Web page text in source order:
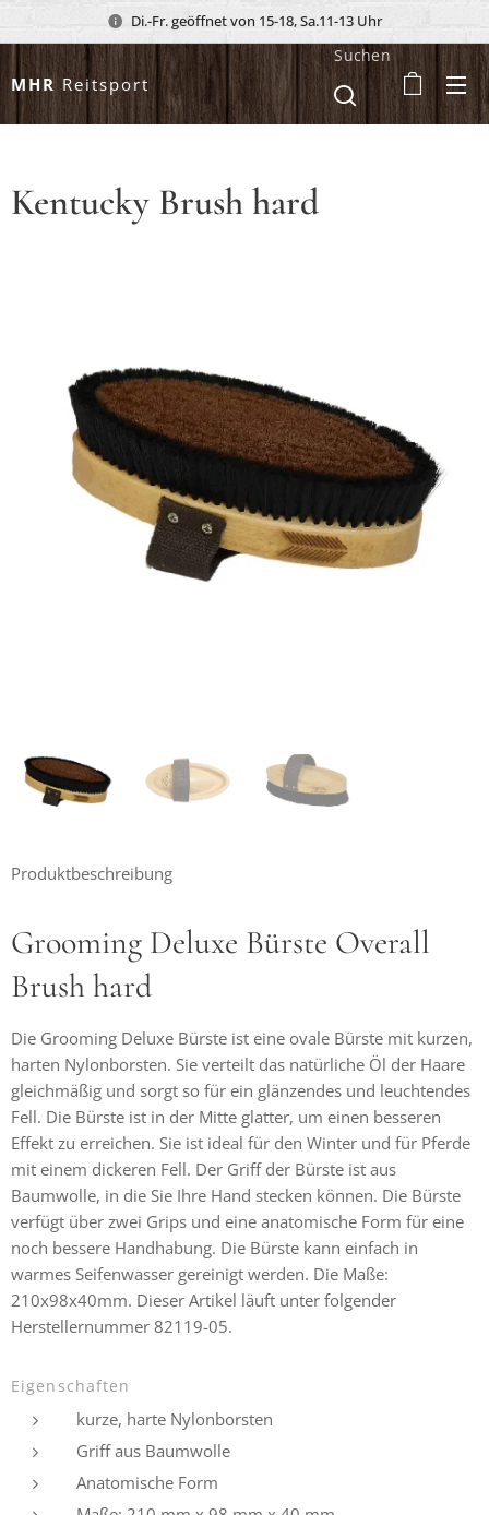
Di.-Fr. geöffnet von 15-18, Sa.11-13 Uhr
MHR Reitsport
Suchen
Kentucky Brush hard
Produktbeschreibung
Grooming Deluxe Bürste Overall
Brush hard
Die Grooming Deluxe Bürste ist eine ovale Bürste mit kurzen,
harten Nylonborsten. Sie verteilt das natürliche Öl der Haare
gleichmäßig und sorgt so für ein glänzendes und leuchtendes
Fell. Die Bürste ist in der Mitte glatter, um einen besseren
Effekt zu erreichen. Sie ist ideal für den Winter und für Pferde
mit einem dickeren Fell. Der Griff der Bürste ist aus
Baumwolle, in die Sie Ihre Hand stecken können. Die Bürste
verfügt über zwei Grips und eine anatomische Form für eine
noch bessere Handhabung. Die Bürste kann einfach in
warmes Seifenwasser gereinigt werden. Die Maße:
210x98x40mm. Dieser Artikel läuft unter folgender
Herstellernummer 82119-05.
Eigenschaften
kurze, harte Nylonborsten
Griff aus Baumwolle
Anatomische Form